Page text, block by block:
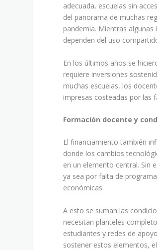
adecuada, escuelas sin
del panorama de muchas
pandemia. Mientras
dependen del uso
En los últimos años se
requiere inversiones
muchas escuelas, los
impresas costeadas por las
Formación docente y
El financiamiento también
donde los cambios
en un elemento central. Sin
ya sea por falta de
económicas.
A esto se suman las
necesitan planteles
estudiantes y redes de
sostener estos elementos,